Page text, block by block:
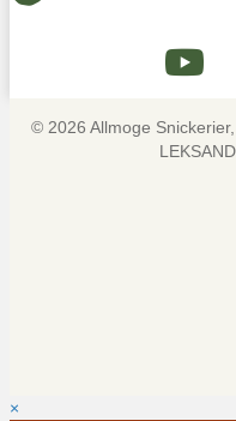
© 2026 Allmoge
×